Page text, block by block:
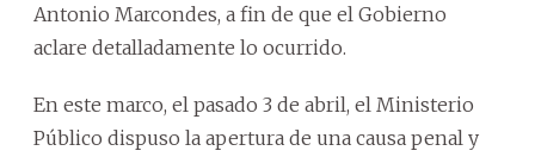
Antonio Marcondes, a fin de que el Gobierno
aclare detalladamente lo ocurrido.
En este marco, el pasado 3 de abril, el Ministerio
Público dispuso la apertura de una causa penal y